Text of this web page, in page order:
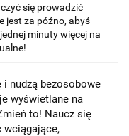
się prowadzić
jest za późno, abyś
minuty więcej na
i nudzą bezosobowe
wyświetlane na
to! Naucz się
wciągające,